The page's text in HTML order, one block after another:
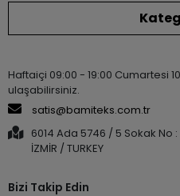
Haftaiçi 09:00 - 19:00 Cumartesi
ulaşabilirsiniz.
satis@bamiteks.com.tr
6014 Ada 5746 / 5 Sokak No
İZMİR / TURKEY
Bizi Takip Edin